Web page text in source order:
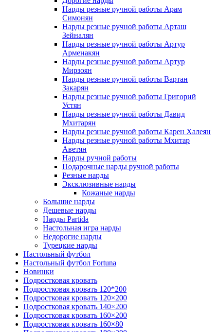
Нарды резные ручной работы Арам
Симонян
Нарды резные ручной работы Арташ
Зейналян
Нарды резные ручной работы Артур
Арменакян
Нарды резные ручной работы Артур
Мирзоян
Нарды резные ручной работы Вартан
Закарян
Нарды резные ручной работы Григорий
Устян
Нарды резные ручной работы Давид
Мхитарян
Нарды резные ручной работы Карен Халеян
Нарды резные ручной работы Мхитар
Аветян
Нарды ручной работы
Подарочные нарды ручной работы
Резные нарды
Эксклюзивные нарды
Кожаные нарды
Большие нарды
Дешевые нарды
Нарды Partida
Настольная игра нарды
Недорогие нарды
Турецкие нарды
Настольный футбол
Настольный футбол Fortuna
Новинки
Подростковая кровать
Подростковая кровать 120*200
Подростковая кровать 120×200
Подростковая кровать 140×200
Подростковая кровать 160×200
Подростковая кровать 160×80